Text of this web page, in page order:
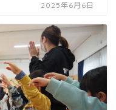
2025年6月6日